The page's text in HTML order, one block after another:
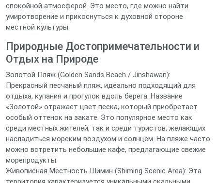
спокойной атмосферой. Это место, где можно найти
умиротворение и прикоснуться к духовной стороне
местной культуры.
Природные Достопримечательности и
Отдых на Природе
Золотой Пляж (Golden Sands Beach / Jinshawan):
Прекрасный песчаный пляж, идеально подходящий для
отдыха, купания и прогулок вдоль берега. Название
«Золотой» отражает цвет песка, который приобретает
особый оттенок на закате. Это популярное место как
среди местных жителей, так и среди туристов, желающих
насладиться морским воздухом и солнцем. На пляже часто
можно встретить небольшие кафе, предлагающие свежие
морепродукты.
Живописная Местность Шимин (Shiming Scenic Area): Эта